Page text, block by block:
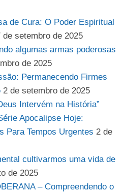
de Cura: O Poder Espiritual
de setembro de 2025
algumas armas poderosas
de 2025
Permanecendo Firmes
2 de setembro de 2025
Intervém na História”
Apocalipse Hoje:
Para Tempos Urgentes 2 de
cultivarmos uma vida de
de 2025
– Compreendendo o